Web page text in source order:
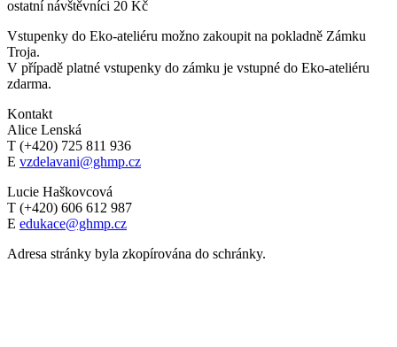
ostatní návštěvníci 20 Kč
Vstupenky do Eko-ateliéru možno zakoupit na pokladně Zámku
Troja.
V případě platné vstupenky do zámku je vstupné do Eko-ateliéru
zdarma.
Kontakt
Alice Lenská
T (+420) 725 811 936
E vzdelavani@ghmp.cz
Lucie Haškovcová
T (+420) 606 612 987
E edukace@ghmp.cz
Adresa stránky byla zkopírována do schránky.